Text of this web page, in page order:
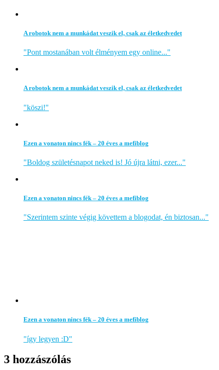
A robotok nem a munkádat veszik el, csak az életkedvedet
"Pont mostanában volt élményem egy online..."
A robotok nem a munkádat veszik el, csak az életkedvedet
"köszi!"
Ezen a vonaton nincs fék – 20 éves a mefiblog
"Boldog születésnapot neked is! Jó újra látni, ezer..."
Ezen a vonaton nincs fék – 20 éves a mefiblog
"Szerintem szinte végig követtem a blogodat, én biztosan..."
Ezen a vonaton nincs fék – 20 éves a mefiblog
"így legyen :D"
3 hozzászólás